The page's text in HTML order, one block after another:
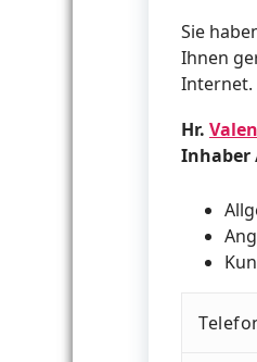
Sie
Ihnen
Internet.
Hr.
Inhaber